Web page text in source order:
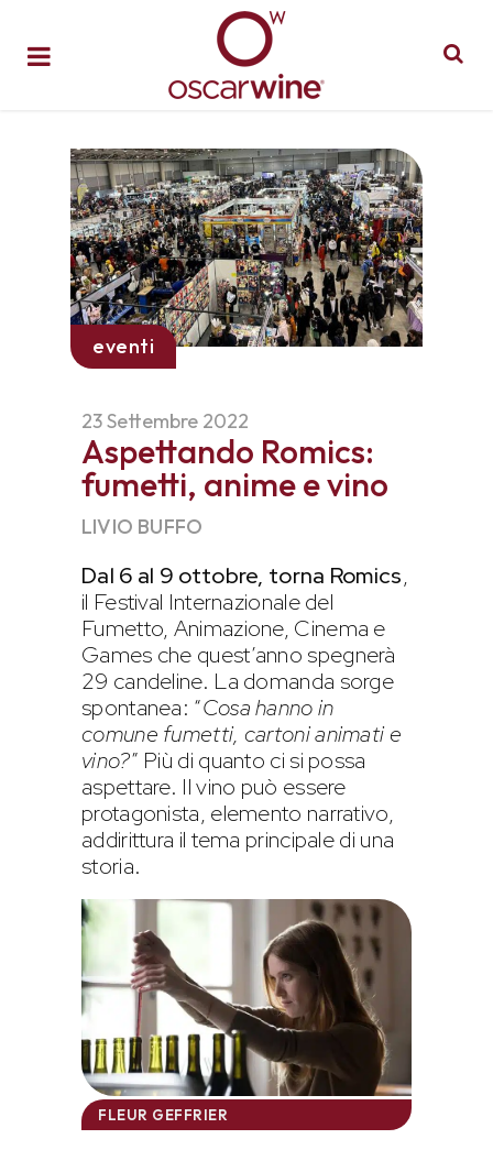
eventi
23 Settembre 2022
Aspettando Romics:
fumetti, anime e vino
LIVIO BUFFO
Dal 6 al 9 ottobre, torna Romics,
il Festival Internazionale del
Fumetto, Animazione, Cinema e
Games che quest’anno spegnerà
29 candeline. La domanda sorge
spontanea: “Cosa hanno in
comune fumetti, cartoni animati e
vino?” Più di quanto ci si possa
aspettare. Il vino può essere
protagonista, elemento narrativo,
addirittura il tema principale di una
storia.
FLEUR GEFFRIER